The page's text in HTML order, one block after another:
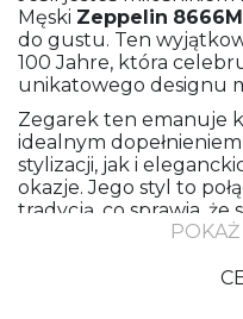
Męski Zeppelin
do gustu. Ten
100 Jahre, która
unikatowego designu
Zegarek ten emanuje
idealnym
stylizacji, jak i
okazje. Jego styl to
tradycją, co sprawia, że
propozycję dla
Wykonany z